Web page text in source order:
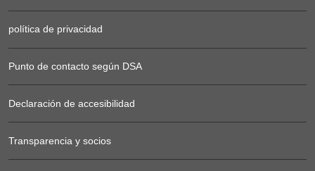
política de privacidad
Punto de contacto según DSA
Declaración de accesibilidad
Transparencia y socios